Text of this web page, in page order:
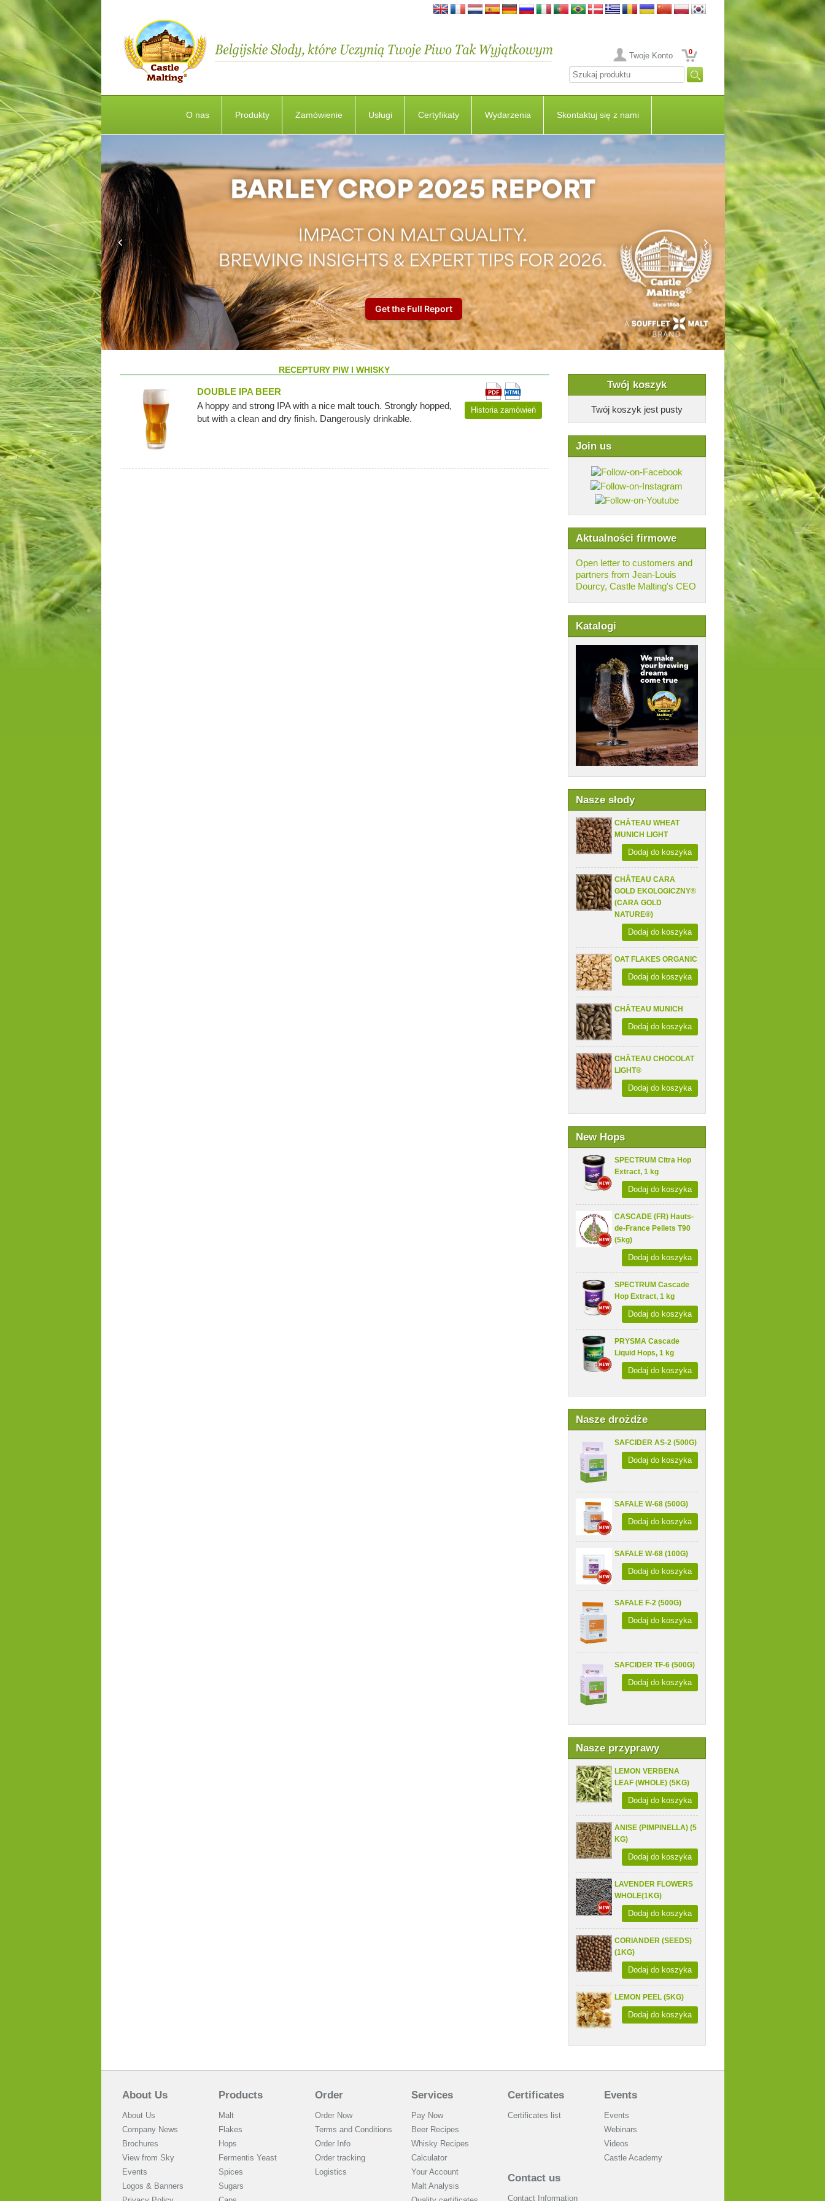
Twoje Konto 0
O nas Produkty Zamówienie Usługi Certyfikaty Wydarzenia Skontaktuj się z nami
Twój koszyk
Twój koszyk jest pusty
Join us
Aktualności firmowe
Open letter to customers and
partners from Jean-Louis
Dourcy, Castle Malting's CEO
Katalogi
Nasze słody
CHÂTEAU WHEAT
MUNICH LIGHT
Dodaj do koszyka
CHÂTEAU CARA
GOLD EKOLOGICZNY®
(CARA GOLD
NATURE®)
Dodaj do koszyka
OAT FLAKES ORGANIC
Dodaj do koszyka
CHÂTEAU MUNICH
Dodaj do koszyka
CHÂTEAU CHOCOLAT
LIGHT®
Dodaj do koszyka
New Hops
SPECTRUM Citra Hop
Extract, 1 kg
Dodaj do koszyka
CASCADE (FR) Hauts-
de-France Pellets T90
(5kg)
Dodaj do koszyka
SPECTRUM Cascade
Hop Extract, 1 kg
Dodaj do koszyka
PRYSMA Cascade
Liquid Hops, 1 kg
Dodaj do koszyka
Nasze drożdże
SAFCIDER AS-2 (500G)
Dodaj do koszyka
SAFALE W-68 (500G)
Dodaj do koszyka
SAFALE W-68 (100G)
Dodaj do koszyka
SAFALE F-2 (500G)
Dodaj do koszyka
SAFCIDER TF-6 (500G)
Dodaj do koszyka
Nasze przyprawy
LEMON VERBENA
LEAF (WHOLE) (5KG)
Dodaj do koszyka
ANISE (PIMPINELLA) (5
KG)
Dodaj do koszyka
LAVENDER FLOWERS
WHOLE(1KG)
Dodaj do koszyka
CORIANDER (SEEDS)
(1KG)
Dodaj do koszyka
LEMON PEEL (5KG)
Dodaj do koszyka
RECEPTURY PIW I WHISKY
DOUBLE IPA BEER
A hoppy and strong IPA with a nice malt touch. Strongly hopped,
but with a clean and dry finish. Dangerously drinkable.
Historia zamówień
About Us
About Us
Company News
Brochures
View from Sky
Events
Logos & Banners
Products
Malt
Flakes
Hops
Fermentis Yeast
Spices
Sugars
Order
Order Now
Terms and Conditions
Order Info
Order tracking
Logistics
Services
Pay Now
Beer Recipes
Whisky Recipes
Calculator
Your Account
Malt Analysis
Certificates
Certificates list
Events
Events
Webinars
Videos
Castle Academy
Contact us
Contact Information